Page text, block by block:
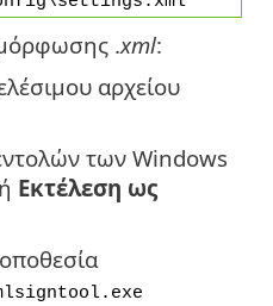
.xml:
αρχείου
των Windows
Εκτέλεση ως